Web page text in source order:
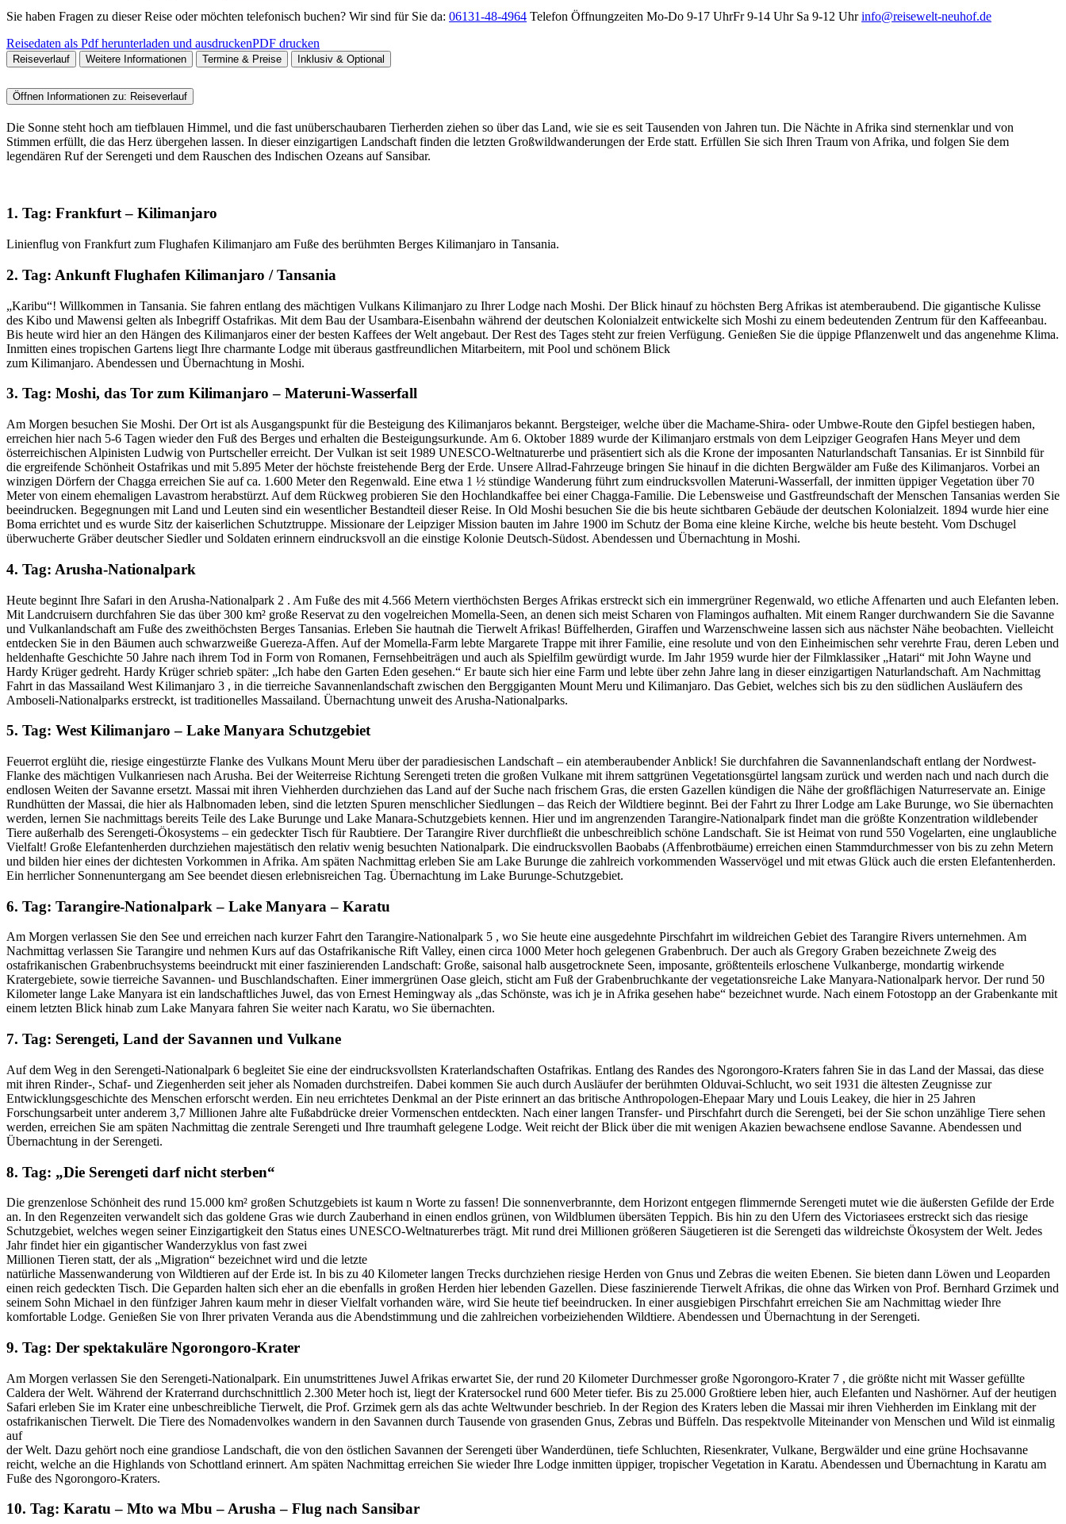
Sie haben Fragen zu dieser Reise oder möchten telefonisch buchen? Wir sind für Sie da: 06131-48-4964 Telefon Öffnungzeiten Mo-Do 9-17 UhrFr 9-14 Uhr Sa 9-12 Uhr info@reisewelt-neuhof.de
Reisedaten als Pdf herunterladen und ausdruckenPDF drucken
Reiseverlauf Weitere Informationen Termine & Preise Inklusiv & Optional
Öffnen Informationen zu: Reiseverlauf
Die Sonne steht hoch am tiefblauen Himmel, und die fast unüberschaubaren Tierherden ziehen so über das Land, wie sie es seit Tausenden von Jahren tun. Die Nächte in Afrika sind sternenklar und von
Stimmen erfüllt, die das Herz übergehen lassen. In dieser einzigartigen Landschaft finden die letzten Großwildwanderungen der Erde statt. Erfüllen Sie sich Ihren Traum von Afrika, und folgen Sie dem
legendären Ruf der Serengeti und dem Rauschen des Indischen Ozeans auf Sansibar.
1. Tag: Frankfurt – Kilimanjaro
Linienflug von Frankfurt zum Flughafen Kilimanjaro am Fuße des berühmten Berges Kilimanjaro in Tansania.
2. Tag: Ankunft Flughafen Kilimanjaro / Tansania
„Karibu“! Willkommen in Tansania. Sie fahren entlang des mächtigen Vulkans Kilimanjaro zu Ihrer Lodge nach Moshi. Der Blick hinauf zu höchsten Berg Afrikas ist atemberaubend. Die gigantische Kulisse
des Kibo und Mawensi gelten als Inbegriff Ostafrikas. Mit dem Bau der Usambara-Eisenbahn während der deutschen Kolonialzeit entwickelte sich Moshi zu einem bedeutenden Zentrum für den Kaffeeanbau.
Bis heute wird hier an den Hängen des Kilimanjaros einer der besten Kaffees der Welt angebaut. Der Rest des Tages steht zur freien Verfügung. Genießen Sie die üppige Pflanzenwelt und das angenehme Klima.
Inmitten eines tropischen Gartens liegt Ihre charmante Lodge mit überaus gastfreundlichen Mitarbeitern, mit Pool und schönem Blick
zum Kilimanjaro. Abendessen und Übernachtung in Moshi.
3. Tag: Moshi, das Tor zum Kilimanjaro – Materuni-Wasserfall
Am Morgen besuchen Sie Moshi. Der Ort ist als Ausgangspunkt für die Besteigung des Kilimanjaros bekannt. Bergsteiger, welche über die Machame-Shira- oder Umbwe-Route den Gipfel bestiegen haben,
erreichen hier nach 5-6 Tagen wieder den Fuß des Berges und erhalten die Besteigungsurkunde. Am 6. Oktober 1889 wurde der Kilimanjaro erstmals von dem Leipziger Geografen Hans Meyer und dem
österreichischen Alpinisten Ludwig von Purtscheller erreicht. Der Vulkan ist seit 1989 UNESCO-Weltnaturerbe und präsentiert sich als die Krone der imposanten Naturlandschaft Tansanias. Er ist Sinnbild für
die ergreifende Schönheit Ostafrikas und mit 5.895 Meter der höchste freistehende Berg der Erde. Unsere Allrad-Fahrzeuge bringen Sie hinauf in die dichten Bergwälder am Fuße des Kilimanjaros. Vorbei an
winzigen Dörfern der Chagga erreichen Sie auf ca. 1.600 Meter den Regenwald. Eine etwa 1 ½ stündige Wanderung führt zum eindrucksvollen Materuni-Wasserfall, der inmitten üppiger Vegetation über 70
Meter von einem ehemaligen Lavastrom herabstürzt. Auf dem Rückweg probieren Sie den Hochlandkaffee bei einer Chagga-Familie. Die Lebensweise und Gastfreundschaft der Menschen Tansanias werden Sie
beeindrucken. Begegnungen mit Land und Leuten sind ein wesentlicher Bestandteil dieser Reise. In Old Moshi besuchen Sie die bis heute sichtbaren Gebäude der deutschen Kolonialzeit. 1894 wurde hier eine
Boma errichtet und es wurde Sitz der kaiserlichen Schutztruppe. Missionare der Leipziger Mission bauten im Jahre 1900 im Schutz der Boma eine kleine Kirche, welche bis heute besteht. Vom Dschugel
überwucherte Gräber deutscher Siedler und Soldaten erinnern eindrucksvoll an die einstige Kolonie Deutsch-Südost. Abendessen und Übernachtung in Moshi.
4. Tag: Arusha-Nationalpark
Heute beginnt Ihre Safari in den Arusha-Nationalpark 2 . Am Fuße des mit 4.566 Metern vierthöchsten Berges Afrikas erstreckt sich ein immergrüner Regenwald, wo etliche Affenarten und auch Elefanten leben.
Mit Landcruisern durchfahren Sie das über 300 km² große Reservat zu den vogelreichen Momella-Seen, an denen sich meist Scharen von Flamingos aufhalten. Mit einem Ranger durchwandern Sie die Savanne
und Vulkanlandschaft am Fuße des zweithöchsten Berges Tansanias. Erleben Sie hautnah die Tierwelt Afrikas! Büffelherden, Giraffen und Warzenschweine lassen sich aus nächster Nähe beobachten. Vielleicht
entdecken Sie in den Bäumen auch schwarzweiße Guereza-Affen. Auf der Momella-Farm lebte Margarete Trappe mit ihrer Familie, eine resolute und von den Einheimischen sehr verehrte Frau, deren Leben und
heldenhafte Geschichte 50 Jahre nach ihrem Tod in Form von Romanen, Fernsehbeiträgen und auch als Spielfilm gewürdigt wurde. Im Jahr 1959 wurde hier der Filmklassiker „Hatari“ mit John Wayne und
Hardy Krüger gedreht. Hardy Krüger schrieb später: „Ich habe den Garten Eden gesehen.“ Er baute sich hier eine Farm und lebte über zehn Jahre lang in dieser einzigartigen Naturlandschaft. Am Nachmittag
Fahrt in das Massailand West Kilimanjaro 3 , in die tierreiche Savannenlandschaft zwischen den Berggiganten Mount Meru und Kilimanjaro. Das Gebiet, welches sich bis zu den südlichen Ausläufern des
Amboseli-Nationalparks erstreckt, ist traditionelles Massailand. Übernachtung unweit des Arusha-Nationalparks.
5. Tag: West Kilimanjaro – Lake Manyara Schutzgebiet
Feuerrot erglüht die, riesige eingestürzte Flanke des Vulkans Mount Meru über der paradiesischen Landschaft – ein atemberaubender Anblick! Sie durchfahren die Savannenlandschaft entlang der Nordwest-
Flanke des mächtigen Vulkanriesen nach Arusha. Bei der Weiterreise Richtung Serengeti treten die großen Vulkane mit ihrem sattgrünen Vegetationsgürtel langsam zurück und werden nach und nach durch die
endlosen Weiten der Savanne ersetzt. Massai mit ihren Viehherden durchziehen das Land auf der Suche nach frischem Gras, die ersten Gazellen kündigen die Nähe der großflächigen Naturreservate an. Einige
Rundhütten der Massai, die hier als Halbnomaden leben, sind die letzten Spuren menschlicher Siedlungen – das Reich der Wildtiere beginnt. Bei der Fahrt zu Ihrer Lodge am Lake Burunge, wo Sie übernachten
werden, lernen Sie nachmittags bereits Teile des Lake Burunge und Lake Manara-Schutzgebiets kennen. Hier und im angrenzenden Tarangire-Nationalpark findet man die größte Konzentration wildlebender
Tiere außerhalb des Serengeti-Ökosystems – ein gedeckter Tisch für Raubtiere. Der Tarangire River durchfließt die unbeschreiblich schöne Landschaft. Sie ist Heimat von rund 550 Vogelarten, eine unglaubliche
Vielfalt! Große Elefantenherden durchziehen majestätisch den relativ wenig besuchten Nationalpark. Die eindrucksvollen Baobabs (Affenbrotbäume) erreichen einen Stammdurchmesser von bis zu zehn Metern
und bilden hier eines der dichtesten Vorkommen in Afrika. Am späten Nachmittag erleben Sie am Lake Burunge die zahlreich vorkommenden Wasservögel und mit etwas Glück auch die ersten Elefantenherden.
Ein herrlicher Sonnenuntergang am See beendet diesen erlebnisreichen Tag. Übernachtung im Lake Burunge-Schutzgebiet.
6. Tag: Tarangire-Nationalpark – Lake Manyara – Karatu
Am Morgen verlassen Sie den See und erreichen nach kurzer Fahrt den Tarangire-Nationalpark 5 , wo Sie heute eine ausgedehnte Pirschfahrt im wildreichen Gebiet des Tarangire Rivers unternehmen. Am
Nachmittag verlassen Sie Tarangire und nehmen Kurs auf das Ostafrikanische Rift Valley, einen circa 1000 Meter hoch gelegenen Grabenbruch. Der auch als Gregory Graben bezeichnete Zweig des
ostafrikanischen Grabenbruchsystems beeindruckt mit einer faszinierenden Landschaft: Große, saisonal halb ausgetrocknete Seen, imposante, größtenteils erloschene Vulkanberge, mondartig wirkende
Kratergebiete, sowie tierreiche Savannen- und Buschlandschaften. Einer immergrünen Oase gleich, sticht am Fuß der Grabenbruchkante der vegetationsreiche Lake Manyara-Nationalpark hervor. Der rund 50
Kilometer lange Lake Manyara ist ein landschaftliches Juwel, das von Ernest Hemingway als „das Schönste, was ich je in Afrika gesehen habe“ bezeichnet wurde. Nach einem Fotostopp an der Grabenkante mit
einem letzten Blick hinab zum Lake Manyara fahren Sie weiter nach Karatu, wo Sie übernachten.
7. Tag: Serengeti, Land der Savannen und Vulkane
Auf dem Weg in den Serengeti-Nationalpark 6 begleitet Sie eine der eindrucksvollsten Kraterlandschaften Ostafrikas. Entlang des Randes des Ngorongoro-Kraters fahren Sie in das Land der Massai, das diese
mit ihren Rinder-, Schaf- und Ziegenherden seit jeher als Nomaden durchstreifen. Dabei kommen Sie auch durch Ausläufer der berühmten Olduvai-Schlucht, wo seit 1931 die ältesten Zeugnisse zur
Entwicklungsgeschichte des Menschen erforscht werden. Ein neu errichtetes Denkmal an der Piste erinnert an das britische Anthropologen-Ehepaar Mary und Louis Leakey, die hier in 25 Jahren
Forschungsarbeit unter anderem 3,7 Millionen Jahre alte Fußabdrücke dreier Vormenschen entdeckten. Nach einer langen Transfer- und Pirschfahrt durch die Serengeti, bei der Sie schon unzählige Tiere sehen
werden, erreichen Sie am späten Nachmittag die zentrale Serengeti und Ihre traumhaft gelegene Lodge. Weit reicht der Blick über die mit wenigen Akazien bewachsene endlose Savanne. Abendessen und
Übernachtung in der Serengeti.
8. Tag: „Die Serengeti darf nicht sterben“
Die grenzenlose Schönheit des rund 15.000 km² großen Schutzgebiets ist kaum n Worte zu fassen! Die sonnenverbrannte, dem Horizont entgegen flimmernde Serengeti mutet wie die äußersten Gefilde der Erde
an. In den Regenzeiten verwandelt sich das goldene Gras wie durch Zauberhand in einen endlos grünen, von Wildblumen übersäten Teppich. Bis hin zu den Ufern des Victoriasees erstreckt sich das riesige
Schutzgebiet, welches wegen seiner Einzigartigkeit den Status eines UNESCO-Weltnaturerbes trägt. Mit rund drei Millionen größeren Säugetieren ist die Serengeti das wildreichste Ökosystem der Welt. Jedes
Jahr findet hier ein gigantischer Wanderzyklus von fast zwei
Millionen Tieren statt, der als „Migration“ bezeichnet wird und die letzte
natürliche Massenwanderung von Wildtieren auf der Erde ist. In bis zu 40 Kilometer langen Trecks durchziehen riesige Herden von Gnus und Zebras die weiten Ebenen. Sie bieten dann Löwen und Leoparden
einen reich gedeckten Tisch. Die Geparden halten sich eher an die ebenfalls in großen Herden hier lebenden Gazellen. Diese faszinierende Tierwelt Afrikas, die ohne das Wirken von Prof. Bernhard Grzimek und
seinem Sohn Michael in den fünfziger Jahren kaum mehr in dieser Vielfalt vorhanden wäre, wird Sie heute tief beeindrucken. In einer ausgiebigen Pirschfahrt erreichen Sie am Nachmittag wieder Ihre
komfortable Lodge. Genießen Sie von Ihrer privaten Veranda aus die Abendstimmung und die zahlreichen vorbeiziehenden Wildtiere. Abendessen und Übernachtung in der Serengeti.
9. Tag: Der spektakuläre Ngorongoro-Krater
Am Morgen verlassen Sie den Serengeti-Nationalpark. Ein unumstrittenes Juwel Afrikas erwartet Sie, der rund 20 Kilometer Durchmesser große Ngorongoro-Krater 7 , die größte nicht mit Wasser gefüllte
Caldera der Welt. Während der Kraterrand durchschnittlich 2.300 Meter hoch ist, liegt der Kratersockel rund 600 Meter tiefer. Bis zu 25.000 Großtiere leben hier, auch Elefanten und Nashörner. Auf der heutigen
Safari erleben Sie im Krater eine unbeschreibliche Tierwelt, die Prof. Grzimek gern als das achte Weltwunder beschrieb. In der Region des Kraters leben die Massai mir ihren Viehherden im Einklang mit der
ostafrikanischen Tierwelt. Die Tiere des Nomadenvolkes wandern in den Savannen durch Tausende von grasenden Gnus, Zebras und Büffeln. Das respektvolle Miteinander von Menschen und Wild ist einmalig
auf
der Welt. Dazu gehört noch eine grandiose Landschaft, die von den östlichen Savannen der Serengeti über Wanderdünen, tiefe Schluchten, Riesenkrater, Vulkane, Bergwälder und eine grüne Hochsavanne
reicht, welche an die Highlands von Schottland erinnert. Am späten Nachmittag erreichen Sie wieder Ihre Lodge inmitten üppiger, tropischer Vegetation in Karatu. Abendessen und Übernachtung in Karatu am
Fuße des Ngorongoro-Kraters.
10. Tag: Karatu – Mto wa Mbu – Arusha – Flug nach Sansibar